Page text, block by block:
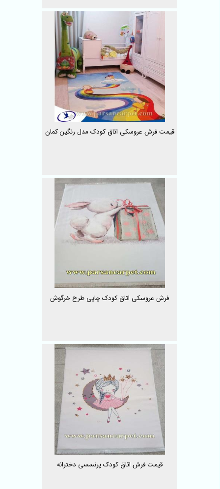
قیمت فرش عروسکی اتاق کودک مدل رنگین کمان
فرش عروسکی اتاق کودک چاپی طرح خرگوش
قیمت فرش اتاق کودک پرنسسی دخترانه